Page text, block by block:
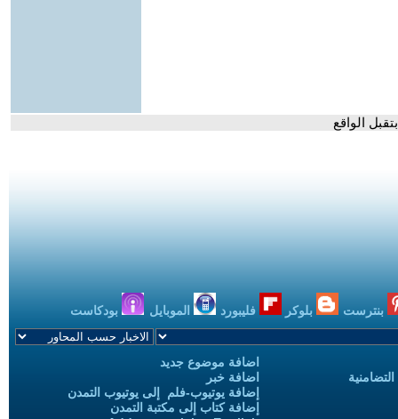
الواقع
بنترست بلوكر فليبورد الموبايل بودكاست
اضافة موضوع جديد
اضافة خبر
إضافة يوتيوب-فلم إلى يوتيوب التمدن
إضافة كتاب إلى مكتبة التمدن